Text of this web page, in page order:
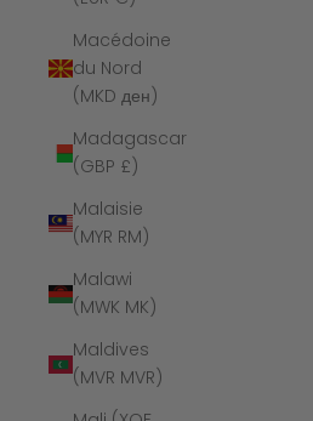
Macédoine
du Nord
(MKD ден)
Madagascar
(GBP £)
Malaisie
(MYR RM)
Malawi
(MWK MK)
Maldives
(MVR MVR)